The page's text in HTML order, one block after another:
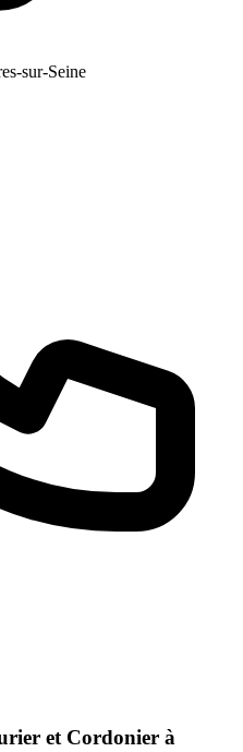
sur-Seine
et Cordonier à